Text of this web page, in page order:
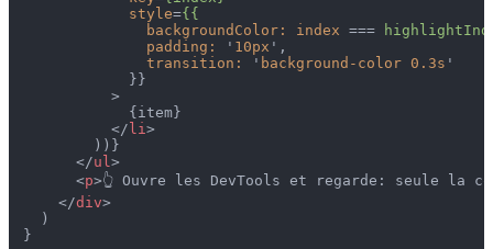
style={{
backgroundColor:
index ===
padding:
' 10px ',
transition:
' background-color 0.3s '
            }}
          >
            {item}
</li >
        ))}
</ul >
<p>👆 Ouvre les DevTools et regarde: seule la
</div>
  )